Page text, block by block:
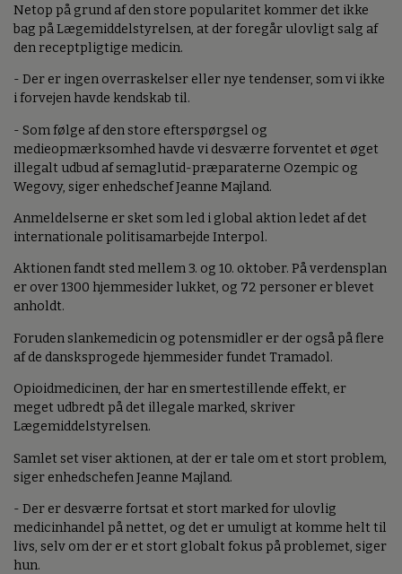
Netop på grund af den store popularitet kommer det ikke
bag på Lægemiddelstyrelsen, at der foregår ulovligt salg af
den receptpligtige medicin.
- Der er ingen overraskelser eller nye tendenser, som vi ikke
i forvejen havde kendskab til.
- Som følge af den store efterspørgsel og
medieopmærksomhed havde vi desværre forventet et øget
illegalt udbud af semaglutid-præparaterne Ozempic og
Wegovy, siger enhedschef Jeanne Majland.
Anmeldelserne er sket som led i global aktion ledet af det
internationale politisamarbejde Interpol.
Aktionen fandt sted mellem 3. og 10. oktober. På verdensplan
er over 1300 hjemmesider lukket, og 72 personer er blevet
anholdt.
Foruden slankemedicin og potensmidler er der også på flere
af de dansksprogede hjemmesider fundet Tramadol.
Opioidmedicinen, der har en smertestillende effekt, er
meget udbredt på det illegale marked, skriver
Lægemiddelstyrelsen.
Samlet set viser aktionen, at der er tale om et stort problem,
siger enhedschefen Jeanne Majland.
- Der er desværre fortsat et stort marked for ulovlig
medicinhandel på nettet, og det er umuligt at komme helt til
livs, selv om der er et stort globalt fokus på problemet, siger
hun.